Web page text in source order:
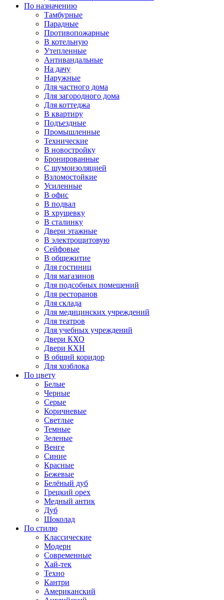
По назначению
Тамбурные
Парадные
Противопожарные
В котельную
Утепленные
Антивандальные
На дачу
Наружные
Для частного дома
Для загородного дома
Для коттеджа
В квартиру
Подъездные
Промышленные
Технические
В новостройку
Бронированные
С шумоизоляцией
Взломостойкие
Усиленные
В офис
В подвал
В хрущевку
В сталинку
Двери этажные
В электрощитовую
Сейфовые
В общежитие
Для гостиниц
Для магазинов
Для подсобных помещений
Для ресторанов
Для склада
Для медицинских учреждений
Для театров
Для учебных учреждений
Двери КХО
Двери КХН
В общий коридор
Для хозблока
По цвету
Белые
Черные
Серые
Коричневые
Светлые
Темные
Зеленые
Венге
Синие
Красные
Бежевые
Белёный дуб
Грецкий орех
Медный антик
Дуб
Шоколад
По стилю
Классические
Модерн
Современные
Хай-тек
Техно
Кантри
Американский